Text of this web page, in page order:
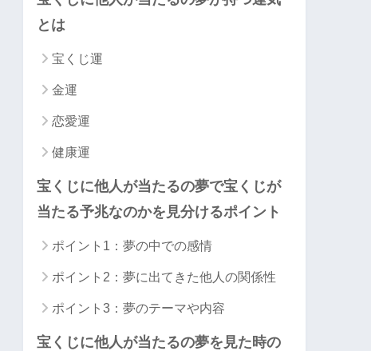
とは
宝くじ運
金運
恋愛運
健康運
宝くじに他人が当たるの夢で宝くじが
当たる予兆なのかを見分けるポイント
ポイント1：夢の中での感情
ポイント2：夢に出てきた他人の関係性
ポイント3：夢のテーマや内容
宝くじに他人が当たるの夢を見た時の